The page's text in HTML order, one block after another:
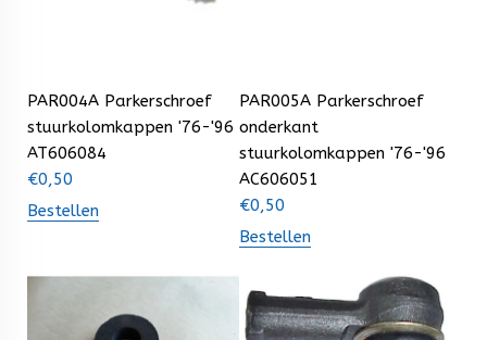
PAR004A Parkerschroef
stuurkolomkappen '76-'96
AT606084
€0,50
Bestellen
PAR005A Parkerschroef
onderkant
stuurkolomkappen '76-'96
AC606051
€0,50
Bestellen